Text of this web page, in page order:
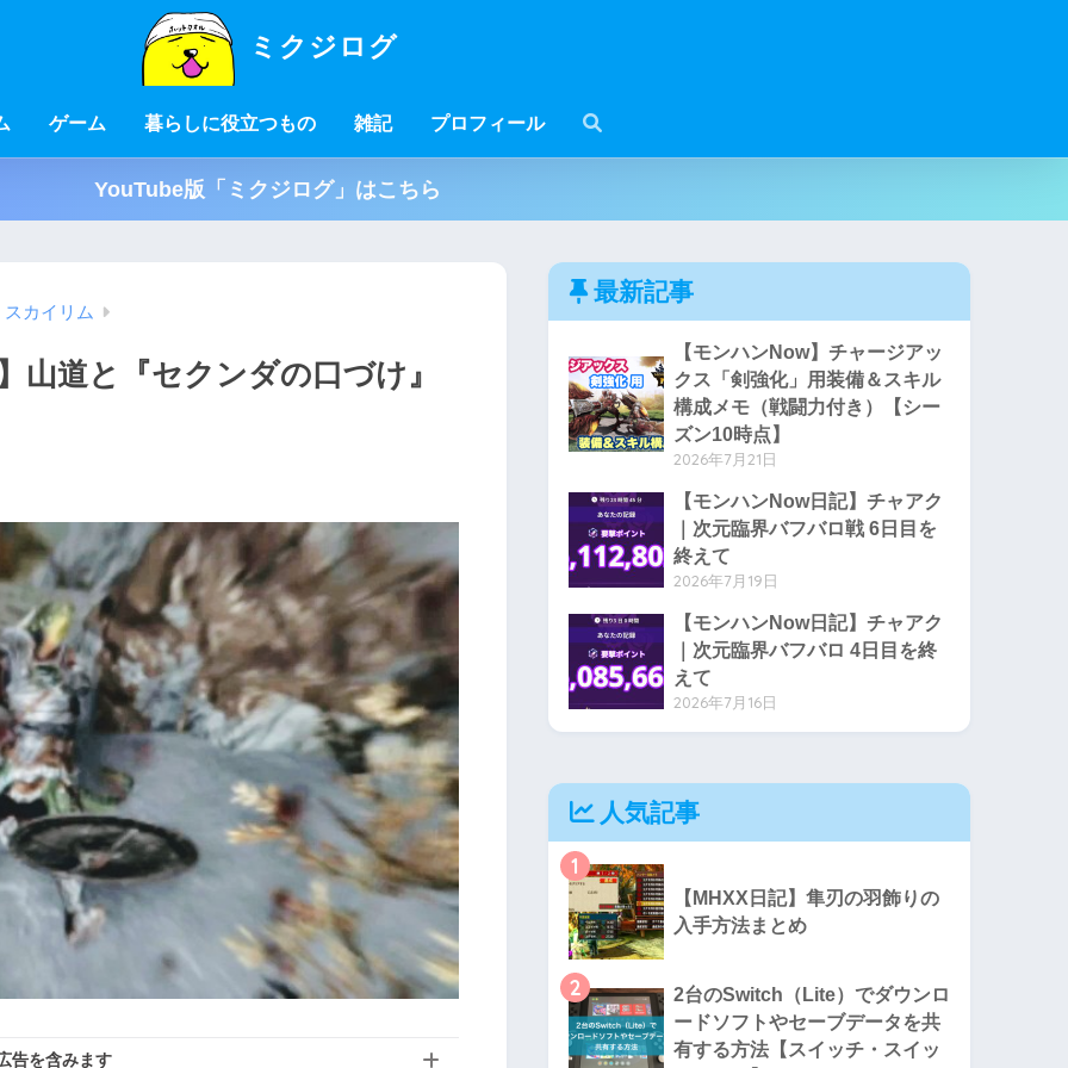
ミクジログ
ゲーム 暮らしに役立つもの 雑記 プロフィール
YouTube版「ミクジログ」はこちら
スカイリム
道と『セクンダの口づけ』
告を含みます
最新記事
【モンハンNow】チャージアッ
クス「剣強化」用装備＆スキル
構成メモ（戦闘力付き）【シー
ズン10時点】
2026年7月21日
【モンハンNow日記】チャアク
｜次元臨界バフバロ戦 6日目を
終えて
2026年7月19日
【モンハンNow日記】チャアク
｜次元臨界バフバロ 4日目を終
えて
2026年7月16日
人気記事
1
【MHXX日記】隼刃の羽飾りの
入手方法まとめ
2
2台のSwitch（Lite）でダウンロ
ードソフトやセーブデータを共
有する方法【スイッチ・スイッ